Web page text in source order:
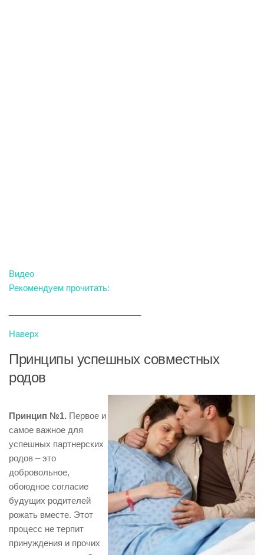
Видео
Рекомендуем прочитать:
Наверх
Принципы успешных совместных
родов
Принцип №1. Первое и
самое важное для
успешных партнерских
родов – это
добровольное,
обоюдное согласие
будущих родителей
рожать вместе. Этот
процесс не терпит
принуждения и прочих